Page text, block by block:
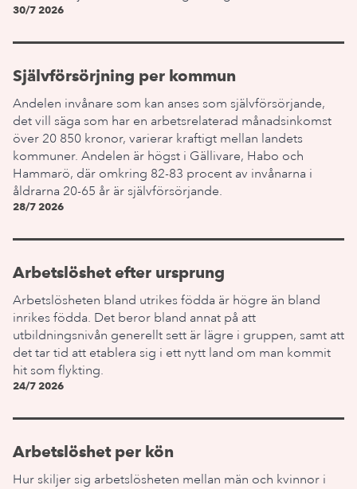
30/7 2026
Självförsörjning per kommun
Andelen invånare som kan anses som självförsörjande,
det vill säga som har en arbetsrelaterad månadsinkomst
över 20 850 kronor, varierar kraftigt mellan landets
kommuner. Andelen är högst i Gällivare, Habo och
Hammarö, där omkring 82-83 procent av invånarna i
åldrarna 20-65 år är självförsörjande.
28/7 2026
Arbetslöshet efter ursprung
Arbetslösheten bland utrikes födda är högre än bland
inrikes födda. Det beror bland annat på att
utbildningsnivån generellt sett är lägre i gruppen, samt att
det tar tid att etablera sig i ett nytt land om man kommit
hit som flykting.
24/7 2026
Arbetslöshet per kön
Hur skiljer sig arbetslösheten mellan män och kvinnor i